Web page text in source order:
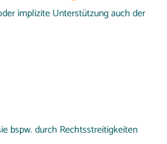
implizite Unterstützung auch der
bspw. durch Rechtsstreitigkeiten